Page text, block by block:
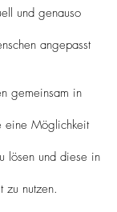
und genauso
angepasst
gemeinsam in
eine Möglichkeit
lösen und diese in
zu nutzen.